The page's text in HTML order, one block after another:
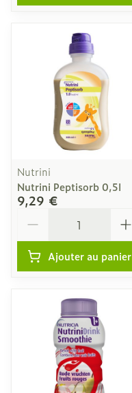
Nutrini
Nutrini Peptisorb 0,5l
9,29 €
Ajouter au panier